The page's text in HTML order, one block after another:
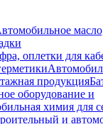
оплетки для
продукция
оборудование и
химия для
и